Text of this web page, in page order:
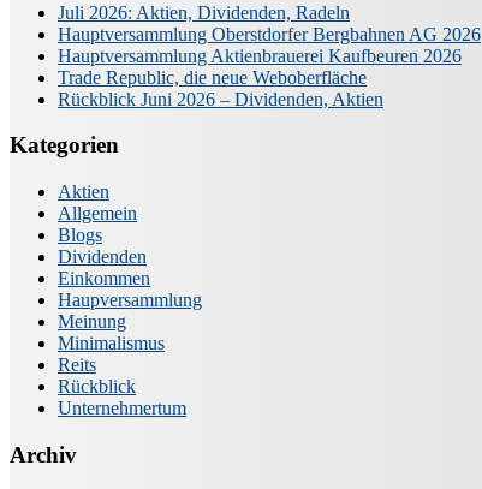
Juli 2026: Aktien, Dividenden, Radeln
Hauptversammlung Oberstdorfer Bergbahnen AG 2026
Hauptversammlung Aktienbrauerei Kaufbeuren 2026
Trade Republic, die neue Weboberfläche
Rückblick Juni 2026 – Dividenden, Aktien
Kategorien
Aktien
Allgemein
Blogs
Dividenden
Einkommen
Haupversammlung
Meinung
Minimalismus
Reits
Rückblick
Unternehmertum
Archiv